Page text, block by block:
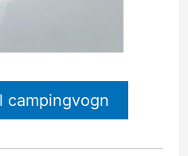
campingvogn